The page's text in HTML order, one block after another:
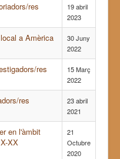
res
19 abril
2023
a Amèrica
30 Juny
2022
res
15 Març
2022
res
23 abril
2021
en l'àmbit
XX
21
Octubre
2020